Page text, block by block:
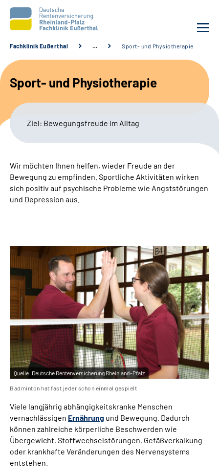
Unsere Klinik
Unsere Angebote
Ihre Rehabilitation
Karriere
Beratungsstellen &
Zuweisende
Gebärdensprache
Fachklinik Eußerthal … Sport- und Physiotherapie
Sport- und Physiotherapie
Ziel: Bewegungsfreude im Alltag
Wir möchten Ihnen helfen, wieder Freude an der
Bewegung zu empfinden. Sportliche Aktivitäten wirken
sich positiv auf psychische Probleme wie Angststörungen
und Depression aus.
Quelle: Deutsche Rentenversicherung Rheinland-Pfalz
Badminton hat fast jeder schon einmal gespielt
Viele langjährig abhängigkeitskranke Menschen
vernachlässigen Ernährung und Bewegung. Dadurch
können zahlreiche körperliche Beschwerden wie
Übergewicht, Stoffwechselstörungen, Gefäßverkalkung
oder krankhafte Veränderungen des Nervensystems
entstehen.